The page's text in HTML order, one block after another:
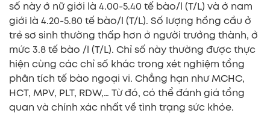
số này ở nữ giới là 4.00-5.40 tế bào/l (T/L) và ở nam
giới là 4.20-5.80 tế bào/l (T/L). Số lượng hồng cầu ở
trẻ sơ sinh thường thấp hơn ở người trưởng thành, ở
mức 3.8 tế bào /l (T/L). Chỉ số này thường được thực
hiện cùng các chỉ số khác trong xét nghiệm tổng
phân tích tế bào ngoại vi. Chẳng hạn như MCHC,
HCT, MPV, PLT, RDW,… Từ đó, có thể đánh giá tổng
quan và chính xác nhất về tình trạng sức khỏe.